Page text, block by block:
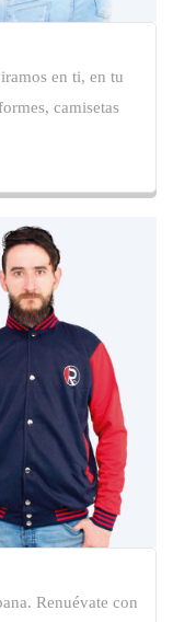
en ti, en tu
camisetas
Renuévate con